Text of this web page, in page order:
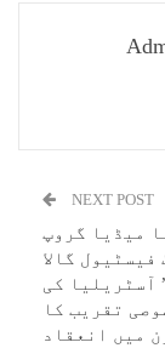
NEXT POST
میڈیا گروپ
گالا
آسٹریلیا کی
تقریب کا
میں انعقاد